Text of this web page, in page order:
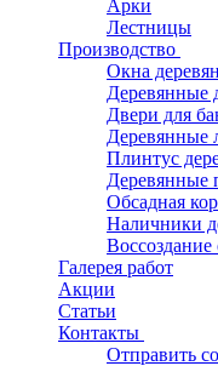
Арки
Лестницы
Производство
Окна
Деревянные
Двери для
Деревянные
Плинтус
Деревянные
Обсадная
Наличники
Воссоздание
Галерея работ
Акции
Статьи
Контакты
Отправить